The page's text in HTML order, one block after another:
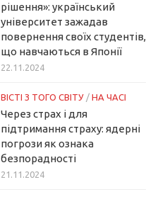
рішення»: український
університет зажадав
повернення своїх студентів,
що навчаються в Японії
22.11.2024
ВІСТІ З ТОГО СВІТУ / НА ЧАСІ
Через страх і для
підтримання страху: ядерні
погрози як ознака
безпорадності
21.11.2024